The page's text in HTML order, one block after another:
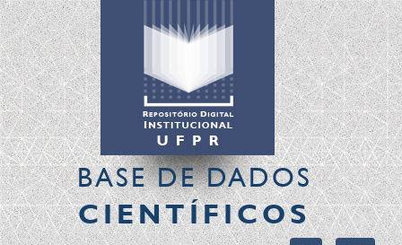
BASE DE DADOS
CIENTÍFICOS